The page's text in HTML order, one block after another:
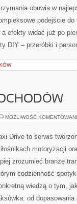
obuwia w
podejście
efekty widać już po
DIY – przeróbki i
MOŻLIWOŚĆ
Drive to serwis
motoryzacji
zrozumieć branżę
codzienność
wiedzą o tym,
od